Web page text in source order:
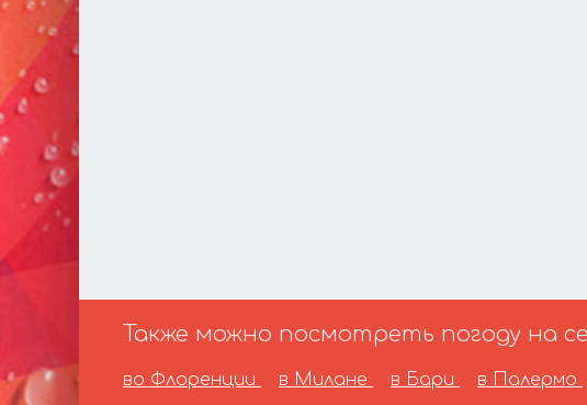
Также можно посмотреть погоду на
во Флоренции в Милане в Бари в Палермо